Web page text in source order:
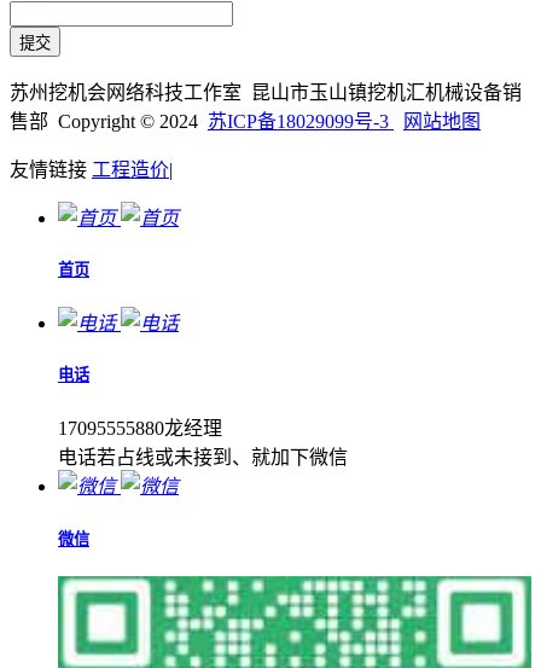
苏州挖机会网络科技工作室 昆山市玉山镇挖机汇机械设备销
售部 Copyright © 2024 苏ICP备18029099号-3 网站地图
友情链接 工程造价|
首页
电话
17095555880龙经理
电话若占线或未接到、就加下微信
微信